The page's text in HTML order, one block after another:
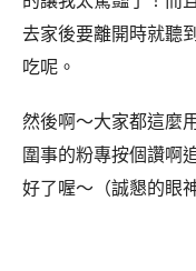
去家後要離開時就聽
吃呢。
然後啊～大家都這麼
圍事的粉專按個讚啊
好了喔～（誠懇的